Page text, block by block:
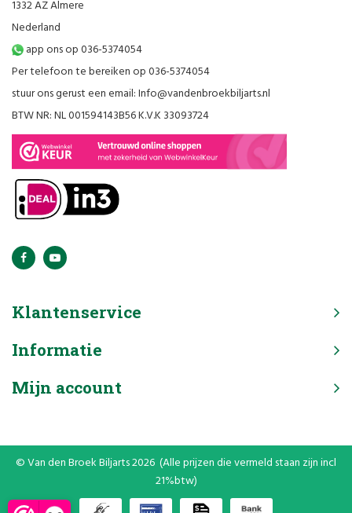
1332 AZ Almere
Nederland
app ons op 036-5374054
Per telefoon te bereiken op 036-5374054
stuur ons gerust een email:Info@vandenbroekbiljarts.nl
BTW NR: NL 001594143B56 K.V.K 33093724
Klantenservice
Informatie
Mijn account
© Van den Broek Biljarts 2026 (Alle prijzen die vermeld staan zijn incl
21%btw)